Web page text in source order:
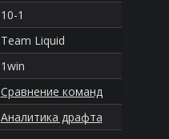
10-1
Team Liquid
1win
Сравнение команд
Аналитика драфта